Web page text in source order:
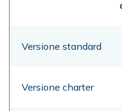
Versione standard
Versione charter